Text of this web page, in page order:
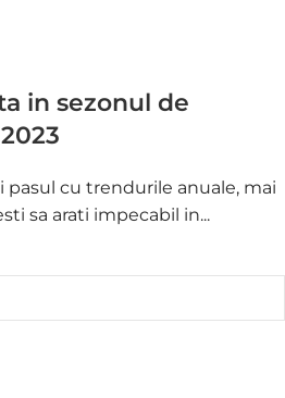
in sezonul de
pasul cu trendurile anuale, mai
sa arati impecabil in...